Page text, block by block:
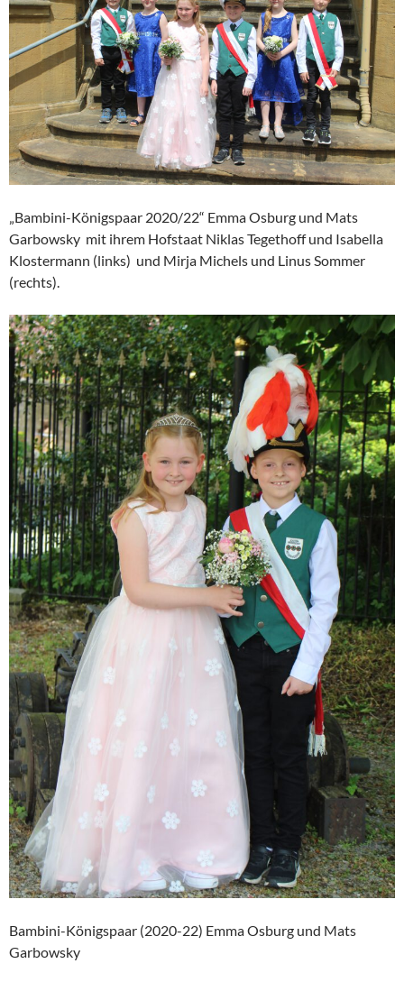
„Bambini-Königspaar 2020/22“ Emma Osburg und Mats
Garbowsky mit ihrem Hofstaat Niklas Tegethoff und Isabella
Klostermann (links) und Mirja Michels und Linus Sommer
(rechts).
Bambini-Königspaar (2020-22) Emma Osburg und Mats
Garbowsky